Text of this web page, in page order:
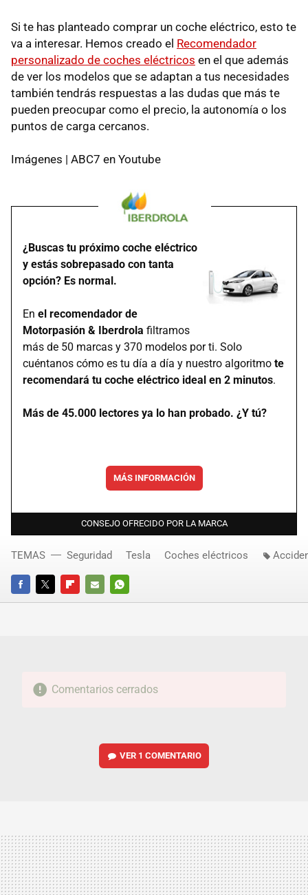
Si te has planteado comprar un coche eléctrico, esto te
va a interesar. Hemos creado el Recomendador
personalizado de coches eléctricos en el que además
de ver los modelos que se adaptan a tus necesidades
también tendrás respuestas a las dudas que más te
pueden preocupar como el precio, la autonomía o los
puntos de carga cercanos.
Imágenes | ABC7 en Youtube
¿Buscas tu próximo coche eléctrico
y estás sobrepasado con tanta
opción? Es normal.
En el recomendador de
Motorpasión & Iberdrola filtramos
más de 50 marcas y 370 modelos por ti. Solo
cuéntanos cómo es tu día a día y nuestro algoritmo te
recomendará tu coche eléctrico ideal en 2 minutos.
Más de 45.000 lectores ya lo han probado. ¿Y tú?
MÁS INFORMACIÓN
CONSEJO OFRECIDO POR LA MARCA
FACEBOOKTWITTERFLIPBOARD
E-
WHATSAPP
TEMAS Seguridad Tesla Coches eléctricos
Comentarios cerrados
VER 1 COMENTARIO